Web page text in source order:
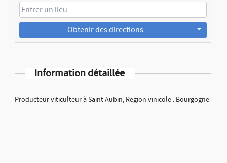
Obtenir des directions
Information détaillée
Producteur viticulteur à Saint Aubin, Region vinicole : Bourgogne